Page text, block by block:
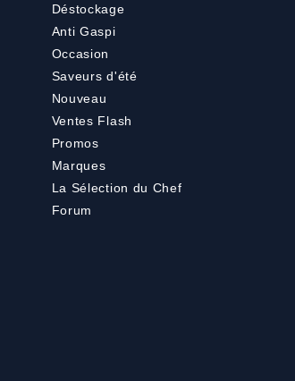
Déstockage
Anti Gaspi
Occasion
Saveurs d'été
Nouveau
Ventes Flash
Promos
Marques
La Sélection du Chef
Forum